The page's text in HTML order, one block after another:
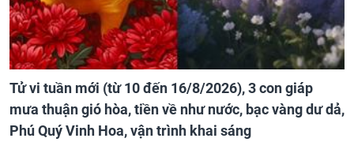
Tử vi tuần mới (từ 10 đến 16/8/2026), 3 con giáp
mưa thuận gió hòa, tiền về như nước, bạc vàng dư dả,
Phú Quý Vinh Hoa, vận trình khai sáng